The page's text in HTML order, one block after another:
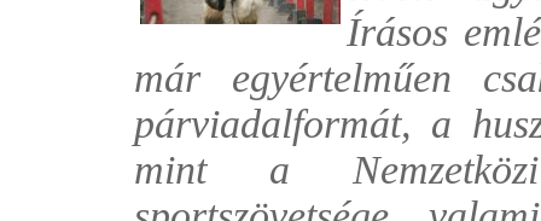
Írásos
már egyértelműen
párviadalformát, a
mint a Nemzetközi